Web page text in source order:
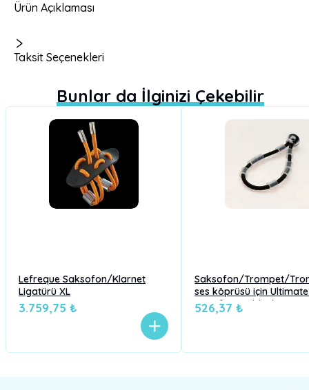
Ürün Açıklaması
Taksit Seçenekleri
Bunlar da İlginizi Çekebilir
Lefreque Saksofon/Klarnet
Ligatürü XL
3.759,75 ₺
Saksofon/Trompet/
ses köprüsü için
55 Lefreque black
526,37 ₺